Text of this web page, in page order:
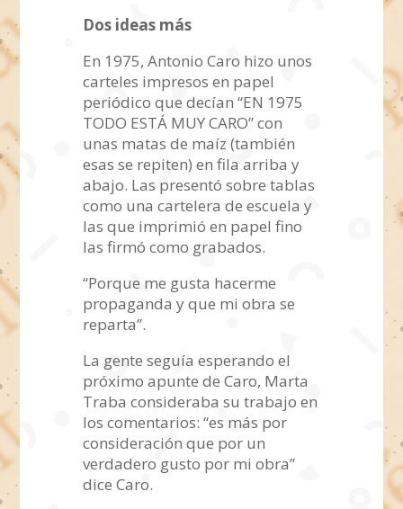
Dos ideas más
En 1975, Antonio Caro hizo unos
carteles impresos en papel
periódico que decían “EN 1975
TODO ESTÁ MUY CARO” con
unas matas de maíz (también
esas se repiten) en fila arriba y
abajo. Las presentó sobre tablas
como una cartelera de escuela y
las que imprimió en papel fino
las firmó como grabados.
“Porque me gusta hacerme
propaganda y que mi obra se
reparta”.
La gente seguía esperando el
próximo apunte de Caro, Marta
Traba consideraba su trabajo en
los comentarios: “es más por
consideración que por un
verdadero gusto por mi obra”
dice Caro.